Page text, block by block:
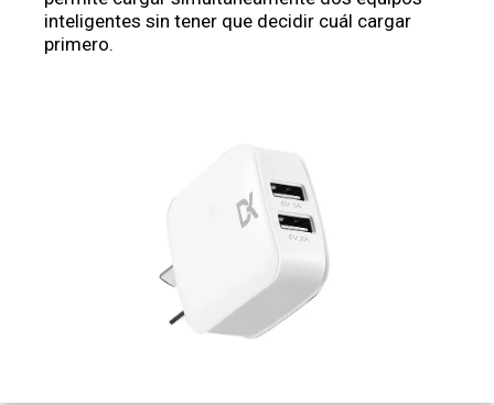
inteligentes sin tener que decidir cuál cargar
primero.